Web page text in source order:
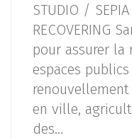
STUDIO /
RECOVERING
pour assurer la
espaces
en ville,
des…